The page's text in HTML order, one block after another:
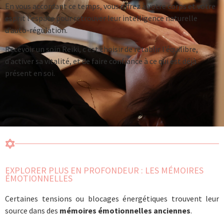
En vous accordant ce temps, vous offrez à votre corps et votre
esprit l’espace pour retrouver leur intelligence naturelle
d’auto-régulation.
Recevoir un soin Reiki, c’est choisir de rétablir l’équilibre,
d’activer sa vitalité, et de faire confiance à ce qui est déjà
présent en soi.
EXPLORER PLUS EN PROFONDEUR : LES MÉMOIRES
ÉMOTIONNELLES
Certaines tensions ou blocages énergétiques trouvent leur
source dans des mémoires émotionnelles anciennes.